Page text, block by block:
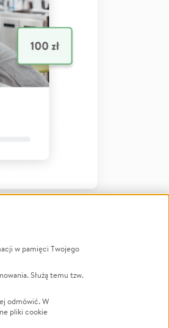
w pamięci Twojego
Służą temu tzw.
odmówić. W
pliki cookie